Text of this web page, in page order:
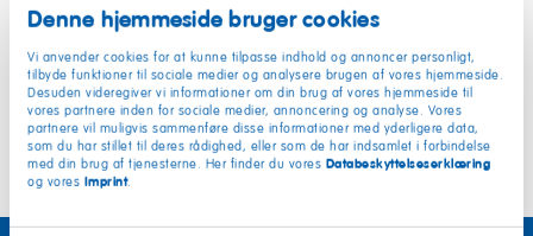
Denne hjemmeside bruger cookies
Vi anvender cookies for at kunne tilpasse indhold og annoncer personligt,
tilbyde funktioner til sociale medier og analysere brugen af vores hjemmeside.
Desuden videregiver vi informationer om din brug af vores hjemmeside til
vores partnere inden for sociale medier, annoncering og analyse. Vores
partnere vil muligvis sammenføre disse informationer med yderligere data,
som du har stillet til deres rådighed, eller som de har indsamlet i forbindelse
med din brug af tjenesterne. Her finder du vores Databeskyttelseserklæring
og vores Imprint.
Smiley Rapporter
Kontrol Rapport HARIBO Lakrids A/S
Kontrol Rapport HARIBO Lakrids A/S Produktion